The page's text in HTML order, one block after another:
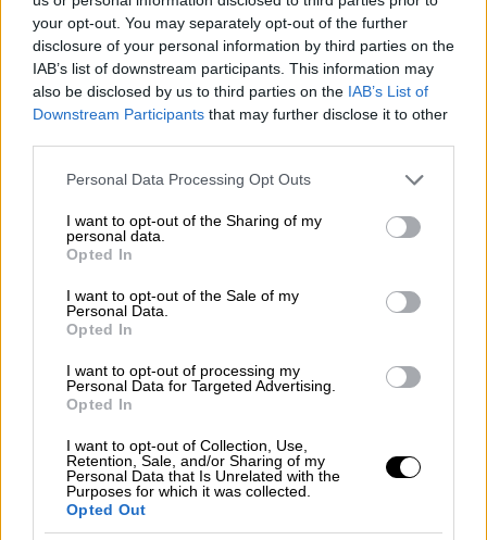
your opt-out. You may separately opt-out of the further
disclosure of your personal information by third parties on the
IAB’s list of downstream participants. This information may
also be disclosed by us to third parties on the IAB’s List of
Downstream Participants that may further disclose it to other
Please note that this website/app uses one or more Google
not limited to your visit or usage behaviour. You may click to
grant or deny consent to Google and its third-party tags to
use your data for below specified purposes in below Google
consent section.
Personal Data Processing Opt Outs
I want to opt-out of the Sharing of my
personal data.
Opted In
I want to opt-out of the Sale of my
Personal Data.
Opted In
I want to opt-out of processing my
Personal Data for Targeted Advertising.
Opted In
I want to opt-out of Collection, Use,
Retention, Sale, and/or Sharing of my
Personal Data that Is Unrelated with the
Purposes for which it was collected.
Opted Out
ΔΥΠΑ